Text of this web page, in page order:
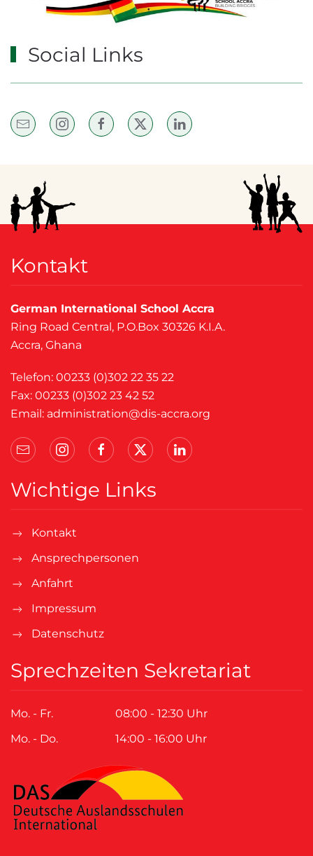
Social Links
Kontakt
German International School Accra
Ring Road Central, P.O.Box 30326 K.I.A.
Accra, Ghana
Telefon: 00233 (0)302 22 35 22
Fax: 00233 (0)302 23 42 52
Email: administration@dis-accra.org
Wichtige Links
Kontakt
Ansprechpersonen
Anfahrt
Impressum
Datenschutz
Sprechzeiten Sekretariat
Mo. - Fr.
08:00 - 12:30 Uhr
Mo. - Do.
14:00 - 16:00 Uhr